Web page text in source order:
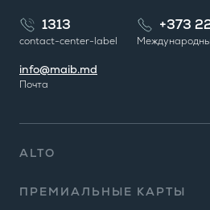
1313
contact-center-label
+373
info@maib.md
Почта
ALTO
ПРЕМИАЛЬНЫЕ КАРТЫ